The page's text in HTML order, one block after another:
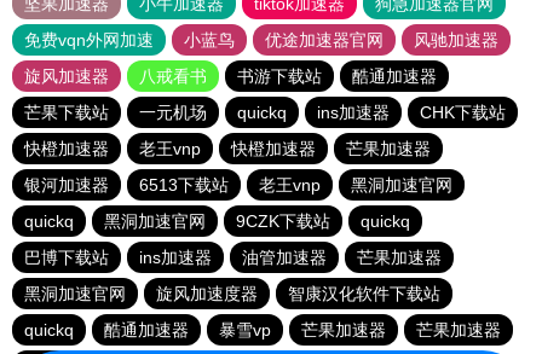
坚果加速器
小牛加速器 tiktok加速器
狗急加速器官网
免费vqn外网加速
小蓝鸟 优途加速器官网
风驰加速器
旋风加速器
八戒看书 书游下载站
酷通加速器
芒果下载站
一元机场 quickq ins加速器
CHK下载站
快橙加速器
老王vnp 快橙加速器
芒果加速器
银河加速器
6513下载站 老王vnp
黑洞加速官网
quickq
黑洞加速官网 9CZK下载站
quickq
巴博下载站
ins加速器 油管加速器
芒果加速器
黑洞加速官网
旋风加速度器
智康汉化软件下载站
quickq
酷通加速器 暴雪vp 芒果加速器 芒果加速器